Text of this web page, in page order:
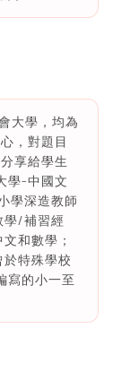
大學，均為
，對題目
享給學生
學-中國文
學深造教師
學/補習經
和數學；
特殊學校
寫的小一至